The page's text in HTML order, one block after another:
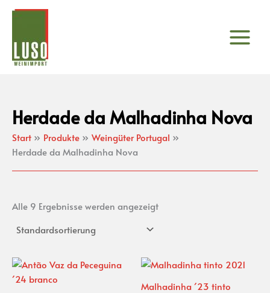
Zum
Herdade da Malhadinha Nova
Start Produkte
Weingüter Portugal
Herdade da Malhadinha Nova
Alle 9 Ergebnisse werden angezeigt
Malhadinha ´23 tinto